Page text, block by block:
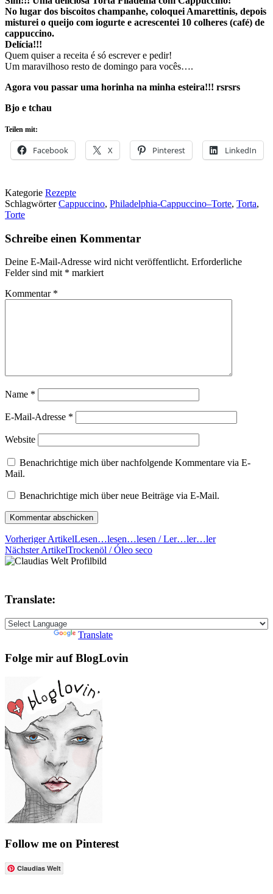
No lugar dos biscoitos champanhe, coloquei Amarettinis, depois
misturei o queijo com iogurte e acrescentei 10 colheres (café) de
cappuccino.
Delícia!!!
Quem quiser a receita é só escrever e pedir!
Um maravilhoso resto de domingo para vocês….
Agora vou passar uma horinha na minha esteira!!! rsrsrs
Bjo e tchau
Teilen mit:
Facebook X Pinterest LinkedIn
Kategorie Rezepte
SchlagwörterCappuccino, Philadelphia-Cappuccino–Torte, Torta,
Torte
Schreibe einen Kommentar
Deine E-Mail-Adresse wird nicht veröffentlicht. Erforderliche
Felder sind mit * markiert
Kommentar *
Name *
E-Mail-Adresse *
Website
Benachrichtige mich über nachfolgende Kommentare via E-
Mail.
Benachrichtige mich über neue Beiträge via E-Mail.
Vorheriger ArtikelLesen…lesen…lesen / Ler…ler…ler
Nächster ArtikelTrockenöl / Óleo seco
Translate:
Translate
Folge mir auf BlogLovin
Follow me on Pinterest
Claudias Welt